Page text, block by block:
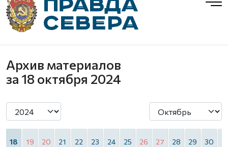
Архив материалов
за 18 октября 2024
18 19 20 21 22 23 24 25 26 27 28 29 30